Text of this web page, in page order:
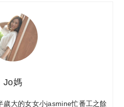
Jo媽
歲大的女女小jasmine忙番工之餘